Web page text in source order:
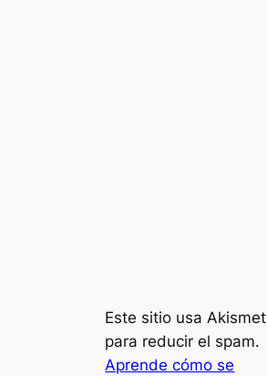
Este sitio usa Akismet
para reducir el spam.
Aprende cómo se